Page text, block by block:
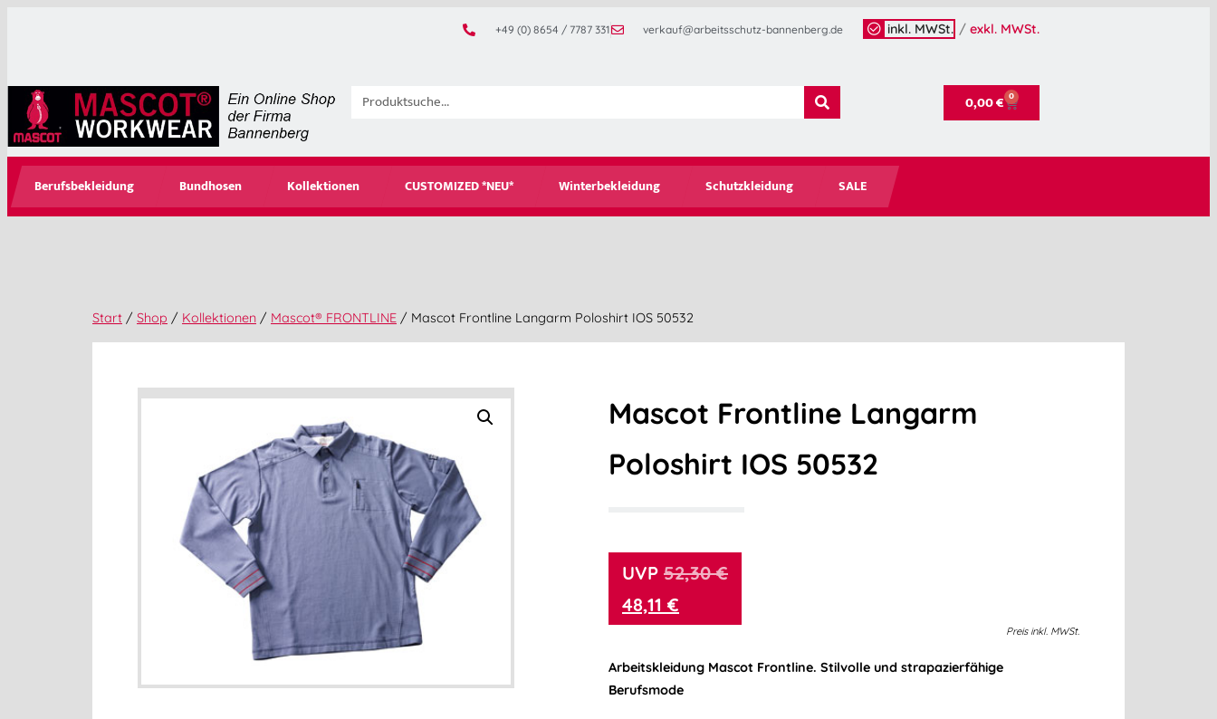
+49 (0) 8654 / 7787 331 verkauf@arbeitsschutz-bannenberg.de inkl. MWSt. / exkl. MWSt.
0,00€ 0
Berufsbekleidung Bundhosen Kollektionen CUSTOMIZED *NEU* Winterbekleidung Schutzkleidung SALE
Start / Shop / Kollektionen / Mascot® FRONTLINE / Mascot Frontline Langarm Poloshirt IOS 50532
Mascot Frontline Langarm
Poloshirt IOS 50532
52,30€
48,11 €
Preis inkl. MWSt.
Arbeitskleidung Mascot Frontline. Stilvolle und strapazierfähige
Berufsmode